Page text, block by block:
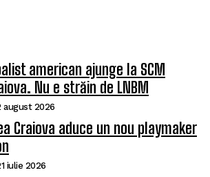
american ajunge la SCM
Nu e străin de LNBM
august 2026
Craiova aduce un nou playmaker
iulie 2026